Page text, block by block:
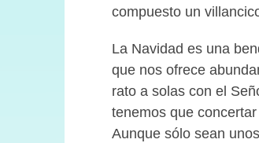
compuesto un
La Navidad es una
que nos ofrece
rato a solas con el
tenemos que
Aunque sólo sean